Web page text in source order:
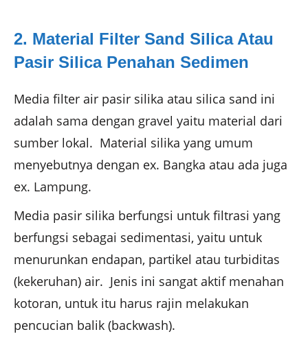
2. Material Filter Sand Silica Atau
Pasir Silica Penahan Sedimen
Media filter air pasir silika atau silica sand ini
adalah sama dengan gravel yaitu material dari
sumber lokal. Material silika yang umum
menyebutnya dengan ex. Bangka atau ada juga
ex. Lampung.
Media pasir silika berfungsi untuk filtrasi yang
berfungsi sebagai sedimentasi, yaitu untuk
menurunkan endapan, partikel atau turbiditas
(kekeruhan) air. Jenis ini sangat aktif menahan
kotoran, untuk itu harus rajin melakukan
pencucian balik (backwash).